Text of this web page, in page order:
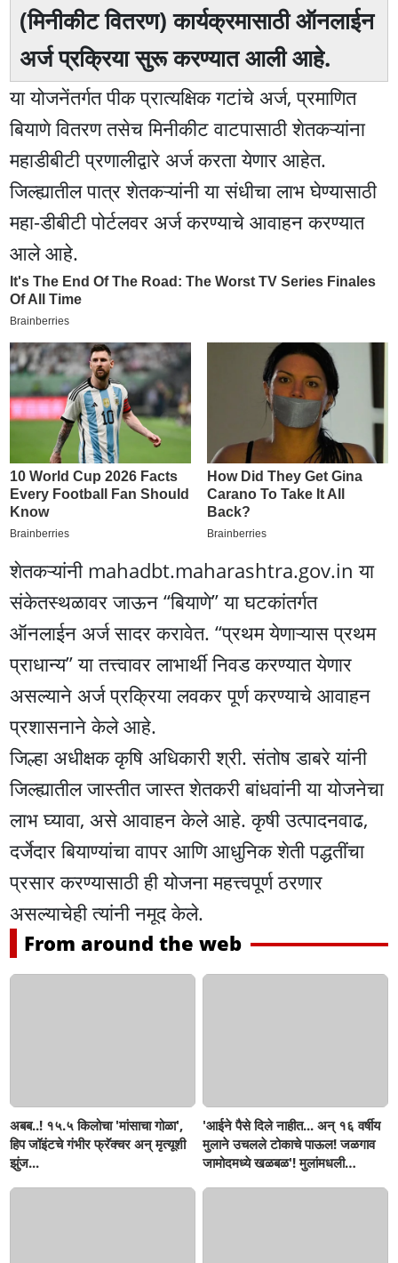
(मिनीकीट वितरण) कार्यक्रमासाठी ऑनलाईन
अर्ज प्रक्रिया सुरू करण्यात आली आहे.
या योजनेंतर्गत पीक प्रात्यक्षिक गटांचे अर्ज, प्रमाणित
बियाणे वितरण तसेच मिनीकीट वाटपासाठी शेतकऱ्यांना
महाडीबीटी प्रणालीद्वारे अर्ज करता येणार आहेत.
जिल्ह्यातील पात्र शेतकऱ्यांनी या संधीचा लाभ घेण्यासाठी
महा-डीबीटी पोर्टलवर अर्ज करण्याचे आवाहन करण्यात
आले आहे.
शेतकऱ्यांनी mahadbt.maharashtra.gov.in या
संकेतस्थळावर जाऊन “बियाणे” या घटकांतर्गत
ऑनलाईन अर्ज सादर करावेत. “प्रथम येणाऱ्यास प्रथम
प्राधान्य” या तत्त्वावर लाभार्थी निवड करण्यात येणार
असल्याने अर्ज प्रक्रिया लवकर पूर्ण करण्याचे आवाहन
प्रशासनाने केले आहे.
जिल्हा अधीक्षक कृषि अधिकारी श्री. संतोष डाबरे यांनी
जिल्ह्यातील जास्तीत जास्त शेतकरी बांधवांनी या योजनेचा
लाभ घ्यावा, असे आवाहन केले आहे. कृषी उत्पादनवाढ,
दर्जेदार बियाण्यांचा वापर आणि आधुनिक शेती पद्धतींचा
प्रसार करण्यासाठी ही योजना महत्त्वपूर्ण ठरणार
असल्याचेही त्यांनी नमूद केले.
From around the web
अबब..! १५.५ किलोचा 'मांसाचा गोळा',
हिप जॉइंटचे गंभीर फ्रॅक्चर अन् मृत्यूशी
झुंज...
'आईने पैसे दिले नाहीत... अन् १६ वर्षीय
मुलाने उचलले टोकाचे पाऊल! जळगाव
जामोदमध्ये खळबळ'! मुलांमधली